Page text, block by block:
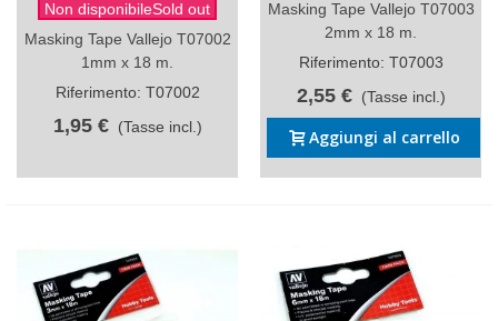
Non disponibileSold out
Masking Tape Vallejo T07002
1mm x 18 m.
Riferimento: T07002
1,95 € (Tasse incl.)
Masking Tape Vallejo T07003
2mm x 18 m.
Riferimento: T07003
2,55 € (Tasse incl.)
Aggiungi al carrello